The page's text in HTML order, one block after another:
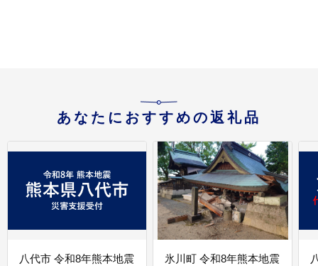
あなたにおすすめの返礼品
八代市 令和8年熊本地震
氷川町 令和8年熊本地震